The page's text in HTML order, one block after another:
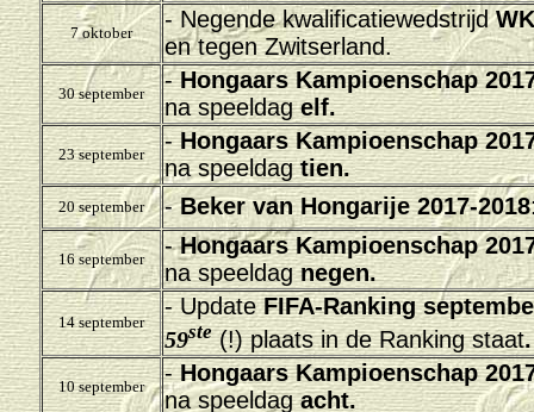
7 oktober
- Negendekwalificatiewedstrijd
en tegen Zwitserland.
30 september
-Hongaars Kampioenschap
na speeldagelf.
23 september
-Hongaars Kampioenschap
na speeldagtien.
20 september -Beker van Hongarije 2017-2018
16 september
-Hongaars Kampioenschap
na speeldagnegen.
14 september
- Update FIFA-Ranking
59ste(!) plaats in de Ranking staat.
10 september
-Hongaars Kampioenschap
na speeldagacht.